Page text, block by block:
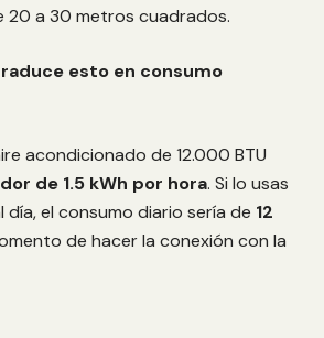
20 a 30 metros cuadrados.
esto en consumo
acondicionado de 12.000 BTU
de 1.5 kWh por hora. Si lo usas
el consumo diario sería de 12
de hacer la conexión con la